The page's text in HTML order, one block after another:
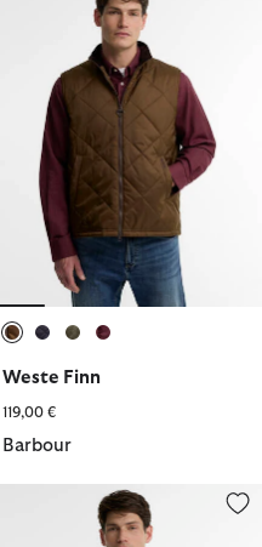
Weste Finn
119,00 €
Barbour